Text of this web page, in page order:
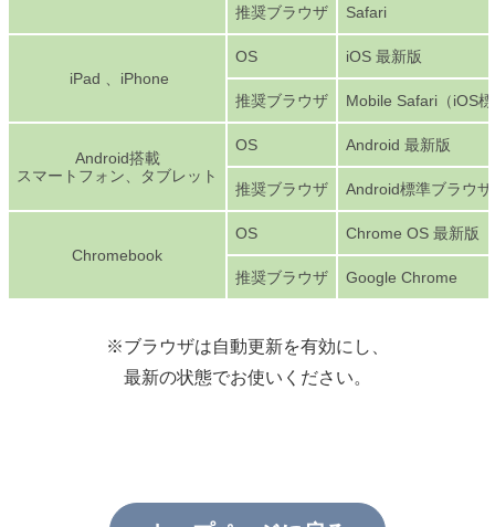
推奨ブラウザ Safari
iPad 、iPhone
OS iOS 最新版
推奨ブラウザ Mobile Safari（iOS
Android搭載
スマートフォン、タブレット
OS Android 最新版
推奨ブラウザ Android標準ブラウ
Chromebook
OS Chrome OS 最新版
推奨ブラウザ Google Chrome
※ブラウザは自動更新を有効にし、
最新の状態でお使いください。